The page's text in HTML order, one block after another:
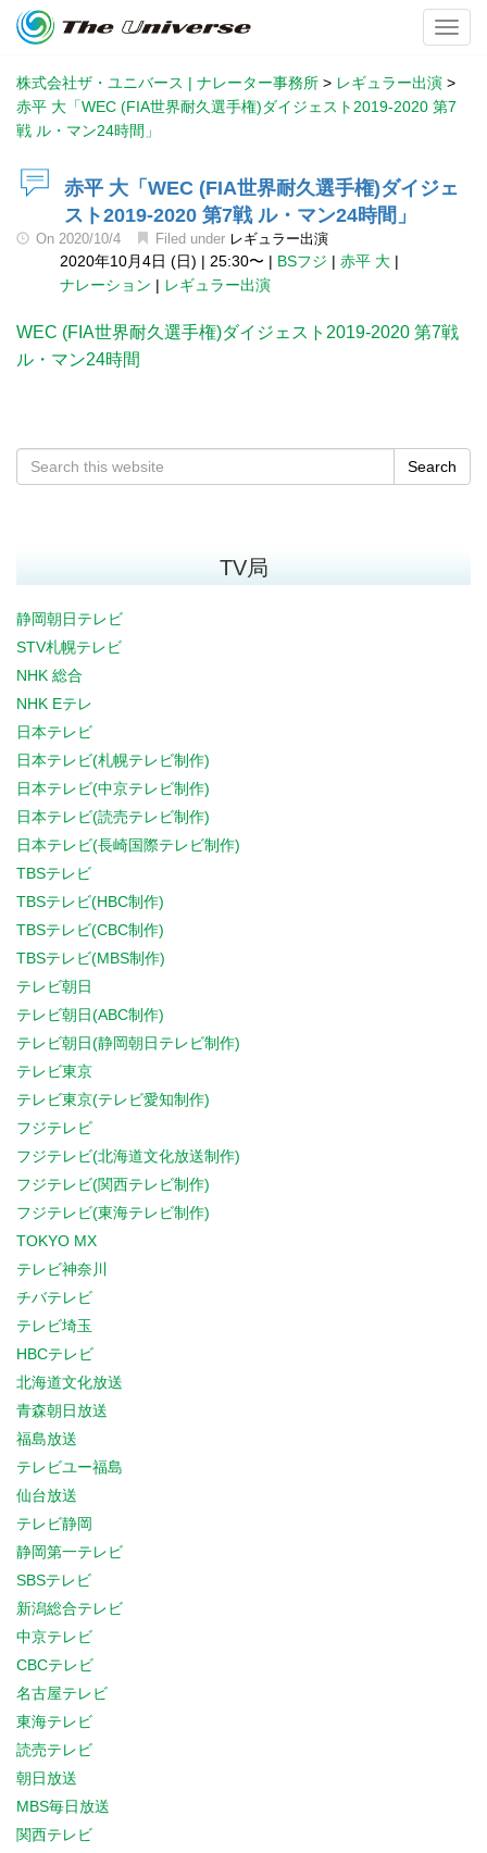
株式会社ザ・ユニバース | ナレーター事務所 > レギュラー出演 >
赤平 大「WEC (FIA世界耐久選手権)ダイジェスト2019-2020 第7
戦 ル・マン24時間」
赤平 大「WEC (FIA世界耐久選手権)ダイジェ
スト2019-2020 第7戦 ル・マン24時間」
On 2020/10/4 Filed under レギュラー出演
2020年10月4日 (日) | 25:30〜 | BSフジ | 赤平 大 |
ナレーション | レギュラー出演
WEC (FIA世界耐久選手権)ダイジェスト2019-2020 第7戦
ル・マン24時間
Search
TV局
静岡朝日テレビ
STV札幌テレビ
NHK 総合
NHK Eテレ
日本テレビ
日本テレビ(札幌テレビ制作)
日本テレビ(中京テレビ制作)
日本テレビ(読売テレビ制作)
日本テレビ(長崎国際テレビ制作)
TBSテレビ
TBSテレビ(HBC制作)
TBSテレビ(CBC制作)
TBSテレビ(MBS制作)
テレビ朝日
テレビ朝日(ABC制作)
テレビ朝日(静岡朝日テレビ制作)
テレビ東京
テレビ東京(テレビ愛知制作)
フジテレビ
フジテレビ(北海道文化放送制作)
フジテレビ(関西テレビ制作)
フジテレビ(東海テレビ制作)
TOKYO MX
テレビ神奈川
チバテレビ
テレビ埼玉
HBCテレビ
北海道文化放送
青森朝日放送
福島放送
テレビユー福島
仙台放送
テレビ静岡
静岡第一テレビ
SBSテレビ
新潟総合テレビ
中京テレビ
CBCテレビ
名古屋テレビ
東海テレビ
読売テレビ
朝日放送
MBS毎日放送
関西テレビ